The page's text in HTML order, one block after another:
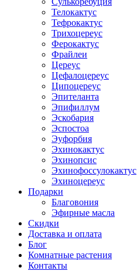
Телокактус
Тефрокактус
Трихоцереус
Ферокактус
Фрайлеи
Цереус
Цефалоцереус
Ципоцереус
Эпителанта
Эпифиллум
Эскобария
Эспостоа
Эуфорбия
Эхинокактус
Эхинопсис
Эхинофоссулокактус
Эхиноцереус
Подарки
Благовония
Эфирные масла
Скидки
Доставка и оплата
Блог
Комнатные растения
Контакты